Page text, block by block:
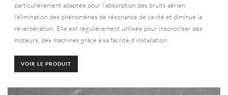
particulièrement adaptée pour l’absorption des bruits aérien,
l’élimination des phénomènes de résonance de cavité et diminue la
réverbération. Elle est régulièrement utilisée pour insonoriser des
moteurs, des machines grâce à sa facilité d’installation.
VOIR LE PRODUIT